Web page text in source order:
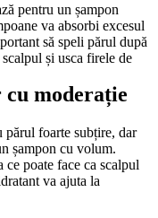
pentru un șampon
va absorbi excesul
să speli părul după
și usca firele de
cu moderație
părul foarte subțire, dar
șampon cu volum.
ce poate face ca scalpul
va ajuta la